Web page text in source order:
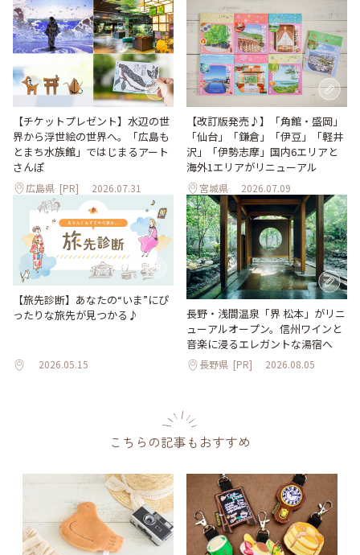
【チケットプレゼント】水辺の世
界から浮世絵の世界へ。「広島も
とまち水族館」ではじまるアート
さんぽ
広島県 [PR] 2026.07.31
【改訂版発売♪】「角館・盛岡」
「仙台」「鎌倉」「伊豆」「軽井
沢」「伊勢志摩」国内6エリアと
海外1エリアがリニューアル
宮城県 2026.07.09
【旅先診断】あなたの“いま”にぴ
ったりな旅先が見つかる♪
2026.05.15
長野・浅間温泉「界 松本」がリニ
ューアルオープン。信州ワインと
音楽に浸るエレガントな湯宿へ
長野県 [PR] 2026.08.05
こちらの記事もおすすめ